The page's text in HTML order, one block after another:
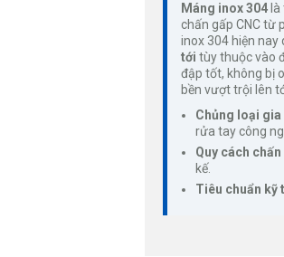
Máng inox 304
chấn gấp CNC từ
inox 304 hiện nay
tới tùy thuộc vào
đập tốt, không bị
bền vượt trội lên
Chủng loại
rửa tay công
Quy cách chấn
kế.
Tiêu chuẩn kỹ